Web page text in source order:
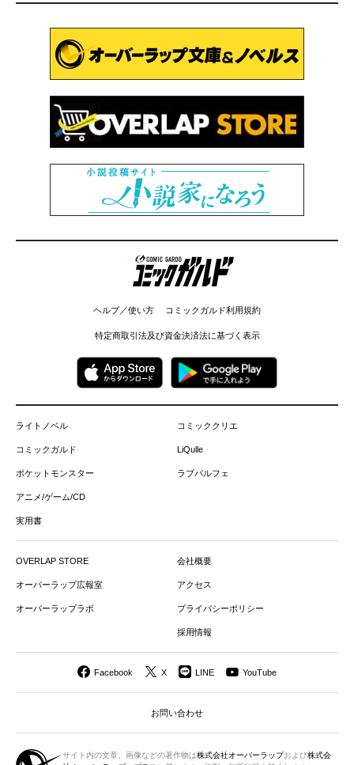
コミックガルド
ヘルプ／使い方 コミックガルド利用規約
特定商取引法及び資金決済法に基づく表示
ライトノベル
コミックガルド
ポケットモンスター
アニメ/ゲーム/CD
実用書
コミッククリエ
LiQulle
ラブパルフェ
OVERLAP STORE
オーバーラップ広報室
オーバーラップラボ
会社概要
アクセス
プライバシーポリシー
採用情報
Facebook X LINE YouTube
お問い合わせ
サイト内の文章、画像などの著作物は株式会社オーバーラップおよび株式会